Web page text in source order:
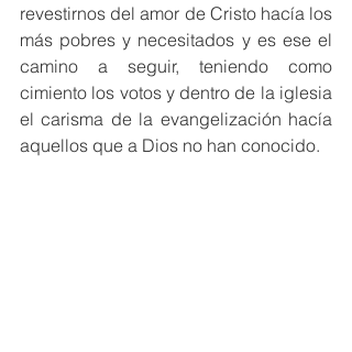
revestirnos del amor de Cristo hacía los
más pobres y necesitados y es ese el
camino a seguir, teniendo como
cimiento los votos y dentro de la iglesia
el carisma de la evangelización hacía
aquellos que a Dios no han conocido.